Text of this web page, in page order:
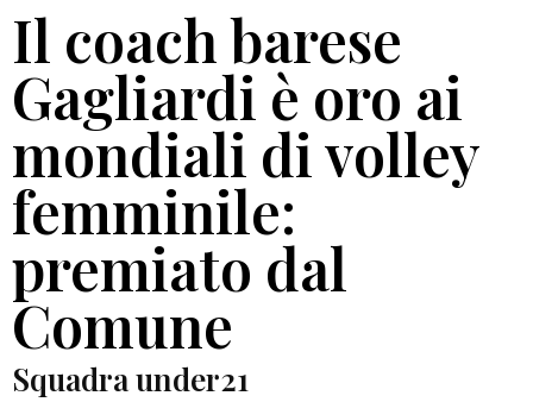
Il coach barese
Gagliardi è oro ai
mondiali di volley
femminile:
premiato dal
Comune
Squadra under21